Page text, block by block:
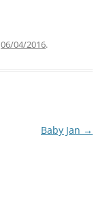
06/04/2016.
Baby Jan →